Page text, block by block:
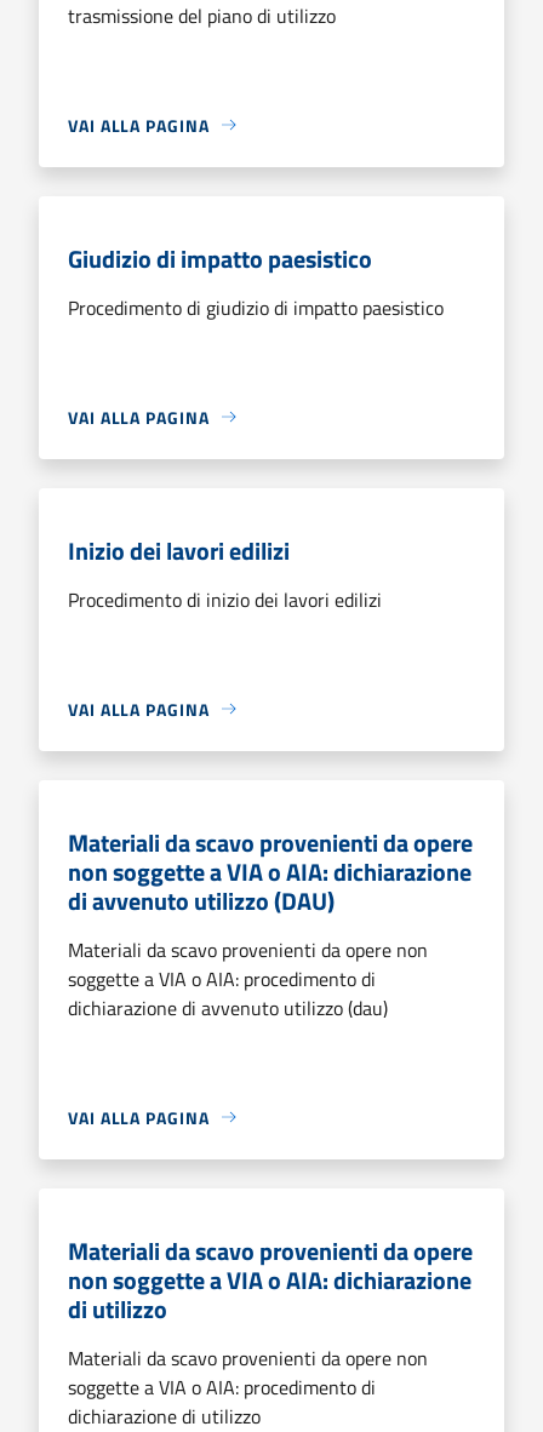
trasmissione del piano di utilizzo
VAI ALLA PAGINA
Giudizio di impatto paesistico
Procedimento di giudizio di impatto paesistico
VAI ALLA PAGINA
Inizio dei lavori edilizi
Procedimento di inizio dei lavori edilizi
VAI ALLA PAGINA
Materiali da scavo provenienti da opere
non soggette a VIA o AIA: dichiarazione
di avvenuto utilizzo (DAU)
Materiali da scavo provenienti da opere non
soggette a VIA o AIA: procedimento di
dichiarazione di avvenuto utilizzo (dau)
VAI ALLA PAGINA
Materiali da scavo provenienti da opere
non soggette a VIA o AIA: dichiarazione
di utilizzo
Materiali da scavo provenienti da opere non
soggette a VIA o AIA: procedimento di
dichiarazione di utilizzo